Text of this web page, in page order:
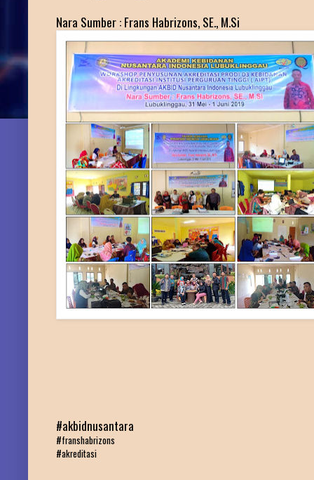
Nara Sumber : Frans Habrizons, SE., M.Si
#akbidnusantara
#franshabrizons
#akreditasi